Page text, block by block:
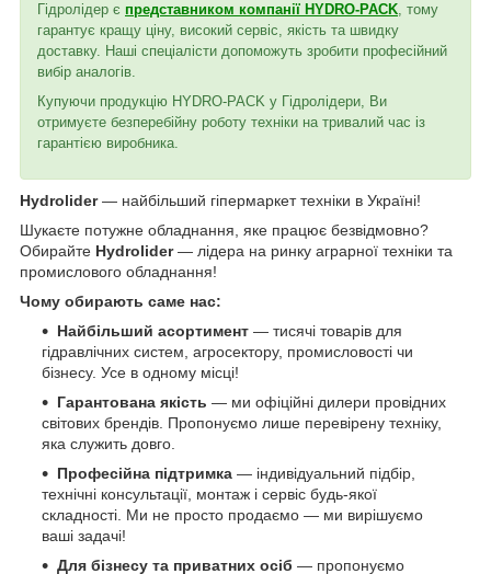
Гідролідер є представником компанії HYDRO-PACK, тому
гарантує кращу ціну, високий сервіс, якість та швидку
доставку. Наші спеціалісти допоможуть зробити професійний
вибір аналогів.
Купуючи продукцію HYDRO-PACK у Гідролідери, Ви
отримуєте безперебійну роботу техніки на тривалий час із
гарантією виробника.
Hydrolider— найбільший гіпермаркет техніки в Україні!
Шукаєте потужне обладнання, яке працює безвідмовно?
Обирайте Hydrolider— лідера на ринку аграрної техніки та
промислового обладнання!
Чому обирають саме нас:
Найбільший асортимент — тисячі товарів для
гідравлічних систем, агросектору, промисловості чи
бізнесу. Усе в одному місці!
Гарантована якість — ми офіційні дилери провідних
світових брендів. Пропонуємо лише перевірену техніку,
яка служить довго.
Професійна підтримка — індивідуальний підбір,
технічні консультації, монтаж і сервіс будь-якої
складності. Ми не просто продаємо — ми вирішуємо
ваші задачі!
Для бізнесу та приватних осіб — пропонуємо